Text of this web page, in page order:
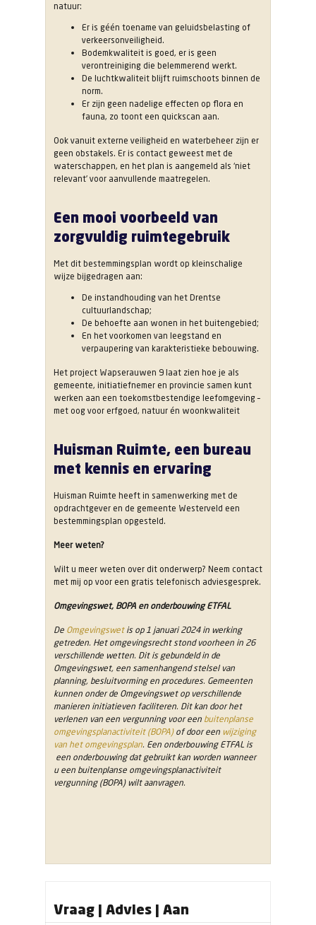
natuur:
Er is géén toename van geluidsbelasting of
verkeersonveiligheid.
Bodemkwaliteit is goed, er is geen
verontreiniging die belemmerend werkt.
De luchtkwaliteit blijft ruimschoots binnen de
norm.
Er zijn geen nadelige effecten op flora en
fauna, zo toont een quickscan aan.
Ook vanuit externe veiligheid en waterbeheer zijn er
geen obstakels. Er is contact geweest met de
waterschappen, en het plan is aangemeld als ‘niet
relevant’ voor aanvullende maatregelen.
Een mooi voorbeeld van
zorgvuldig ruimtegebruik
Met dit bestemmingsplan wordt op kleinschalige
wijze bijgedragen aan:
De instandhouding van het Drentse
cultuurlandschap;
De behoefte aan wonen in het buitengebied;
En het voorkomen van leegstand en
verpaupering van karakteristieke bebouwing.
Het project Wapserauwen 9 laat zien hoe je als
gemeente, initiatiefnemer en provincie samen kunt
werken aan een toekomstbestendige leefomgeving –
met oog voor erfgoed, natuur én woonkwaliteit
Huisman Ruimte, een bureau
met kennis en ervaring
Huisman Ruimte heeft in samenwerking met de
opdrachtgever en de gemeente Westerveld een
bestemmingsplan opgesteld.
Meer weten?
Wilt u meer weten over dit onderwerp? Neem contact
met mij op voor een gratis telefonisch adviesgesprek.
Omgevingswet, BOPA en onderbouwing ETFAL
De Omgevingswet is op 1 januari 2024 in werking
getreden. Het omgevingsrecht stond voorheen in 26
verschillende wetten. Dit is gebundeld in de
Omgevingswet, een samenhangend stelsel van
planning, besluitvorming en procedures. Gemeenten
kunnen onder de Omgevingswet op verschillende
manieren initiatieven faciliteren. Dit kan door het
verlenen van een vergunning voor een buitenplanse
omgevingsplanactiviteit (BOPA)of door een wijziging
van het omgevingsplan. Een onderbouwing ETFAL is
een onderbouwing dat gebruikt kan worden wanneer
u een buitenplanse omgevingsplanactiviteit
vergunning (BOPA) wilt aanvragen.
Vraag | Advies | Aan